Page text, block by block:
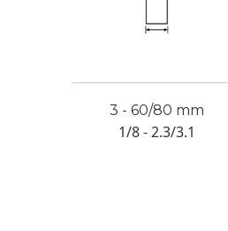
3 - 60/80 mm
1/8 - 2.3/3.1